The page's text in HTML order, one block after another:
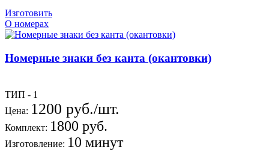
Изготовить
О номерах
Номерные знаки без канта (окантовки)
ТИП - 1
Цена: 1200 руб./шт.
Комплект: 1800 руб.
Изготовление: 10 минут